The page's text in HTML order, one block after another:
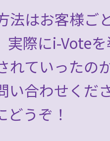
との評価も多
な成果を得て
法はお客様ご
実際にi-Vote
れていったの
い合わせくだ
どうぞ！